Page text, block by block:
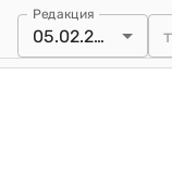
Редакция
05.02.2020